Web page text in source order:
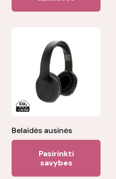
Belaidės ausinės
Pasirinkti
savybes
has